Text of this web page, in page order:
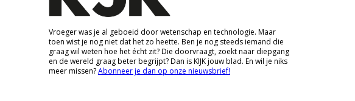
Vroeger was je al geboeid door wetenschap en technologie. Maar
toen wist je nog niet dat het zo heette. Ben je nog steeds iemand die
graag wil weten hoe het écht zit? Die doorvraagt, zoekt naar diepgang
en de wereld graag beter begrijpt? Dan is KIJK jouw blad. En wil je niks
meer missen?Abonneer je dan op onze nieuwsbrief!